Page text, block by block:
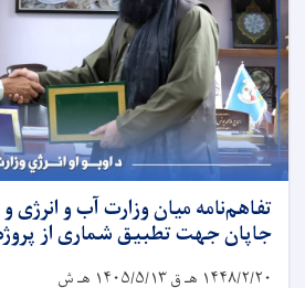
تفاهم‌نامه میان وزارت آب و
جاپان جهت تطبیق شماری از
۱۴۴۸/۲/۲۰ هـ ق۱۴۰۵/۵/۱۳ هـ ش